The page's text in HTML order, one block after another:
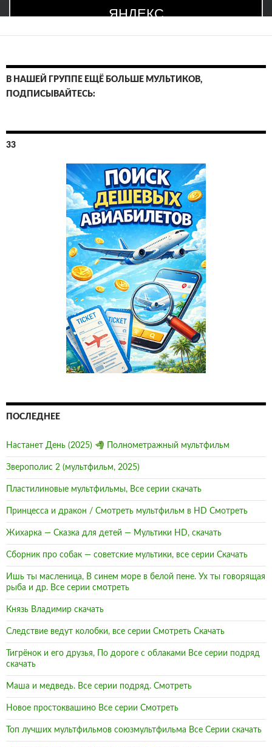
В НАШЕЙ ГРУППЕ ЕЩЁ БОЛЬШЕ МУЛЬТИКОВ,
ПОДПИСЫВАЙТЕСЬ:
33
ПОСЛЕДНЕЕ
Настанет День (2025) Полнометражный мультфильм
Зверополис 2 (мультфильм, 2025)
Пластилиновые мультфильмы, Все серии скачать
Принцесса и дракон / Смотреть мультфильм в HD Смотреть
Жихарка — Сказка для детей — Мультики HD, скачать
Сборник про собак — советские мультики, все серии Скачать
Ишь ты масленица, В синем море в белой пене. Ух ты говорящая
рыба и др. Все серии смотреть
Князь Владимир скачать
Следствие ведут колобки, все серии Смотреть Скачать
Тигрёнок и его друзья, По дороге с облаками Все серии подряд
скачать
Маша и медведь. Все серии подряд. Смотреть
Новое простоквашино Все серии Смотреть
Топ лучших мультфильмов союзмультфильма Все Серии скачать